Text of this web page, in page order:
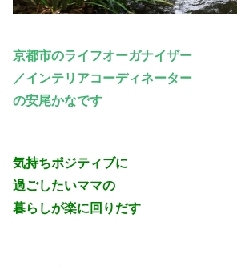
京都市のライフオーガナイザー
／インテリアコーディネーター
の安尾かなです
気持ちポジティブに
過ごしたいママの
暮らしが楽に回りだす